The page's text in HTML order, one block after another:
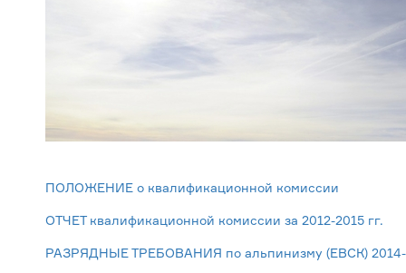
ПОЛОЖЕНИЕ о квалификационной комиссии
ОТЧЕТ квалификационной комиссии за 2012-2015 гг.
РАЗРЯДНЫЕ ТРЕБОВАНИЯ по альпинизму (ЕВСК) 2014-